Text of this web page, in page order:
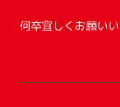
何卒宜しくお願いい